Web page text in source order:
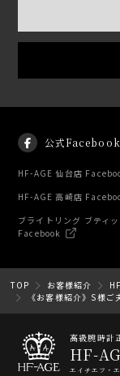
公式Facebook
HF-AGE 仙台店
HF-AGE 高崎店
ブライトリング ブティ
Facebook
TOP お客様紹介
《お客様紹介》S様
高級腕時計
HF-
エイチエフ・